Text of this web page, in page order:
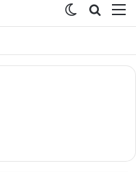
Switch skin